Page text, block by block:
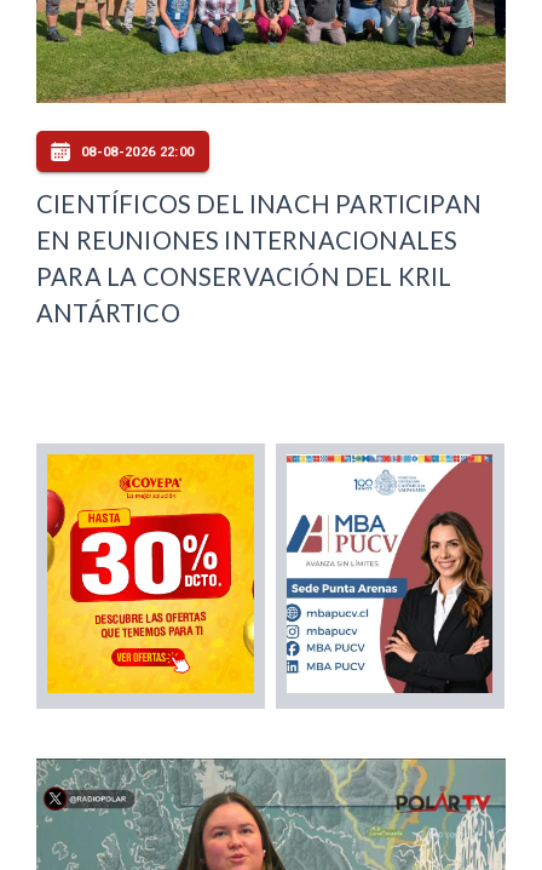
08-08-2026 22:00
CIENTÍFICOS DEL INACH PARTICIPAN
EN REUNIONES INTERNACIONALES
PARA LA CONSERVACIÓN DEL KRIL
ANTÁRTICO